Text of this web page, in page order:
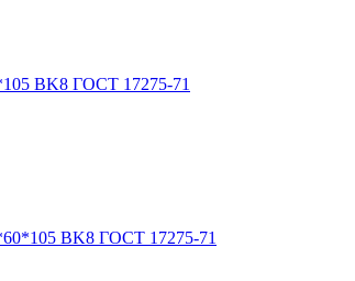
BK8 ГОСТ 17275-71
BK8 ГОСТ 17275-71